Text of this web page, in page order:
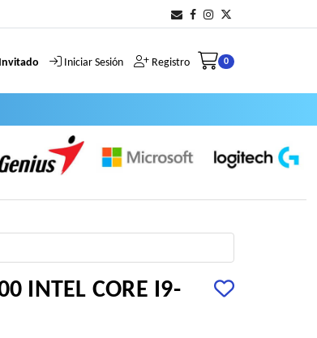
Invitado Iniciar Sesión Registro 0
INTEL CORE I9-